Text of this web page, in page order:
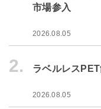
市場参入
2026.08.05
2. ラベルレス
2026.08.05